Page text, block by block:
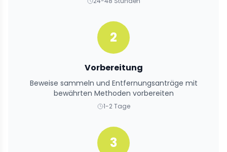
2
Vorbereitung
Beweise sammeln und Entfernungsanträge mit
bewährten Methoden vorbereiten
1-2 Tage
3